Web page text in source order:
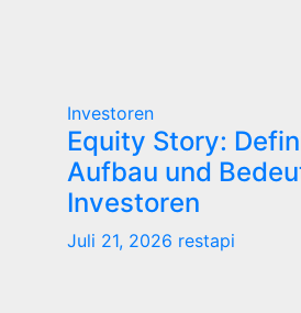
Investoren
Equity Story:
Aufbau und
Investoren
Juli 21, 2026 restapi